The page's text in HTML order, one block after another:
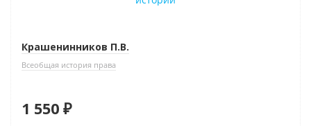
Крашенинников П.В.
Всеобщая история права
1 550 ₽